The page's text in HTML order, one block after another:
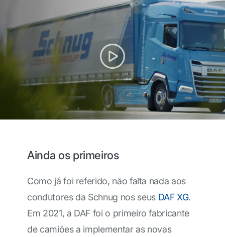
Ainda os primeiros
Como já foi referido, não falta nada aos
condutores da Schnug nos seus DAF XG.
Em 2021, a DAF foi o primeiro fabricante
de camiões a implementar as novas